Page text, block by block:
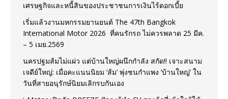
เศรษฐกิจและหนี้สินของประชาชนการเงินไร้ดอกเบี้ย
เริ่มแล้วงานมหกรรมยานยนต์ The 47th Bangkok
International Motor 2026 ที่คนรักรถ ไม่ควรพลาด 25 มีค.
– 5 เมย.2569
นครปฐมส้มไม่แผ่ว แต่บ้านใหญ่ผนึกกำลัง สกัด!! เจาะสนาม
เจดีย์ใหญ่: เมื่อคะแนนนิยม ‘ส้ม’ พุ่งชนกำแพง ‘บ้านใหญ่’ ใน
วันที่สายอนุรักษ์นิยมเลิกรบกันเอง